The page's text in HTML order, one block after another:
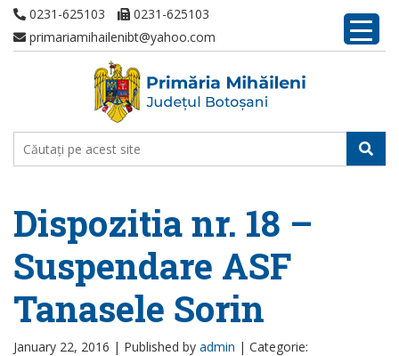
0231-625103
0231-625103
primariamihailenibt@yahoo.com
Dispozitia nr. 18 –
Suspendare ASF
Tanasele Sorin
January 22, 2016 | Published by admin | Categorie: